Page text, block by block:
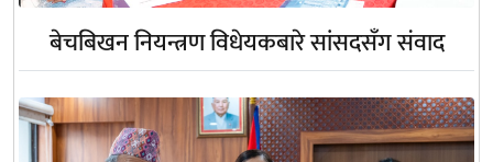
बेचबिखन नियन्त्रण विधेयकबारे सांसदसँग संवाद